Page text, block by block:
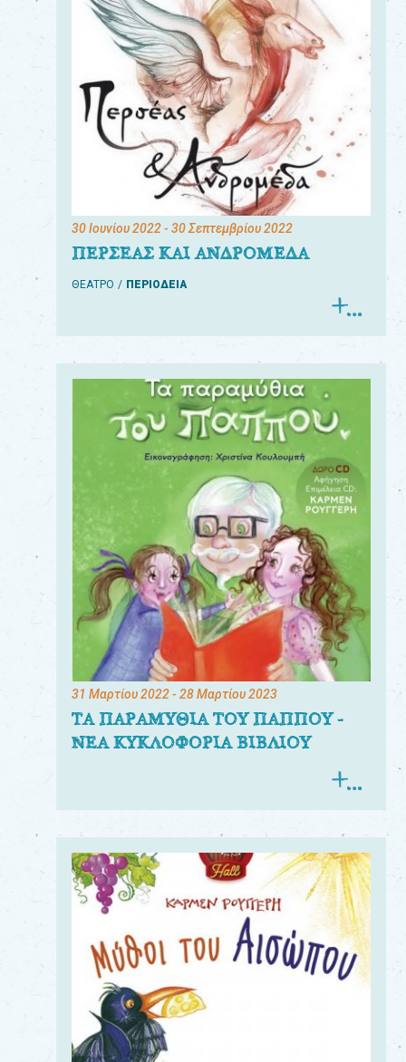
30 Ιουνίου 2022- 30 Σεπτεμβρίου 2022
ΠΕΡΣΕΑΣ ΚΑΙ ΑΝΔΡΟΜΕΔΑ
ΘΕΑΤΡΟ ΠΕΡΙΟΔΕΙΑ
31 Μαρτίου 2022- 28 Μαρτίου 2023
ΤΑ ΠΑΡΑΜΥΘΙΑ ΤΟΥ ΠΑΠΠΟΥ -
ΝΕΑ ΚΥΚΛΟΦΟΡΙΑ ΒΙΒΛΙΟΥ